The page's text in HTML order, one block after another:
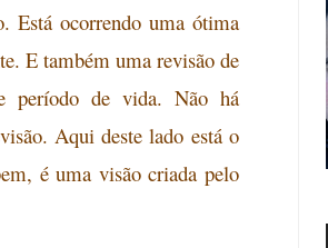
Está ocorrendo uma ótima
E também uma revisão de
período de vida. Não há
Aqui deste lado está o
é uma visão criada pelo